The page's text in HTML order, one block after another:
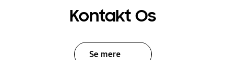
Kontakt Os
Se mere